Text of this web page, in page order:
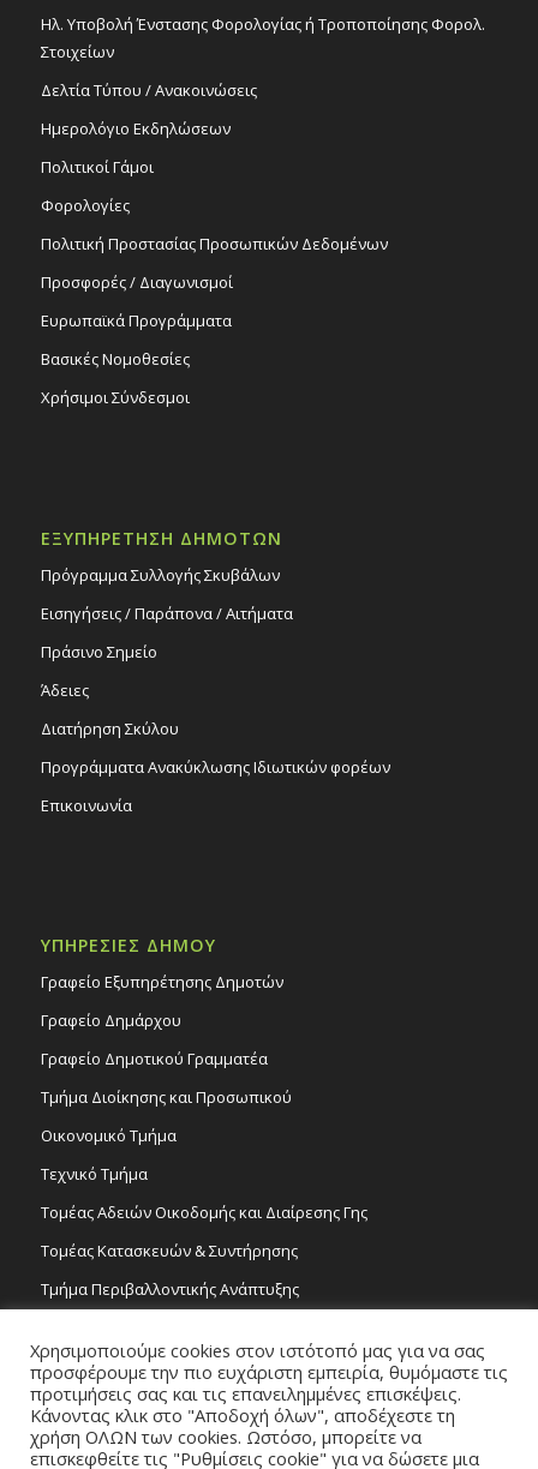
Ηλ. Υποβολή Ένστασης Φορολογίας ή Τροποποίησης Φορολ.
Στοιχείων
Δελτία Τύπου / Ανακοινώσεις
Ημερολόγιο Εκδηλώσεων
Πολιτικοί Γάμοι
Φορολογίες
Πολιτική Προστασίας Προσωπικών Δεδομένων
Προσφορές / Διαγωνισμοί
Ευρωπαϊκά Προγράμματα
Βασικές Νομοθεσίες
Χρήσιμοι Σύνδεσμοι
ΕΞΥΠΗΡΕΤΗΣΗ ΔΗΜΟΤΩΝ
Πρόγραμμα Συλλογής Σκυβάλων
Εισηγήσεις / Παράπονα / Αιτήματα
Πράσινο Σημείο
Άδειες
Διατήρηση Σκύλου
Προγράμματα Ανακύκλωσης Ιδιωτικών φορέων
Επικοινωνία
ΥΠΗΡΕΣΙΕΣ ΔΗΜΟΥ
Γραφείο Εξυπηρέτησης Δημοτών
Γραφείο Δημάρχου
Γραφείο Δημοτικού Γραμματέα
Τμήμα Διοίκησης και Προσωπικού
Οικονομικό Τμήμα
Τεχνικό Τμήμα
Τομέας Αδειών Οικοδομής και Διαίρεσης Γης
Τομέας Κατασκευών & Συντήρησης
Τμήμα Περιβαλλοντικής Ανάπτυξης
Τομέας Γραμμάτων και Τεχνών
Τροχονομία
Χρησιμοποιούμε cookies στον ιστότοπό μας για να σας
προσφέρουμε την πιο ευχάριστη εμπειρία, θυμόμαστε τις
προτιμήσεις σας και τις επανειλημμένες επισκέψεις.
Κάνοντας κλικ στο "Αποδοχή όλων", αποδέχεστε τη
χρήση ΟΛΩΝ των cookies. Ωστόσο, μπορείτε να
επισκεφθείτε τις "Ρυθμίσεις cookie" για να δώσετε μια